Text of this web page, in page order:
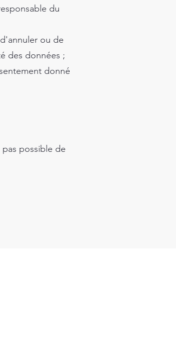
du
ou de
des données ;
donné
possible de